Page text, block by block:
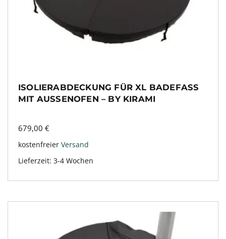
ISOLIERABDECKUNG FÜR XL BADEFASS
MIT AUSSENOFEN – BY KIRAMI
679,00 €
kostenfreier Versand
Lieferzeit: 3-4 Wochen